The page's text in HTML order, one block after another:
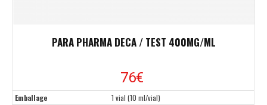
PARA PHARMA DECA / TEST 400MG/ML
76€
Emballage
1 vial (10 ml/vial)